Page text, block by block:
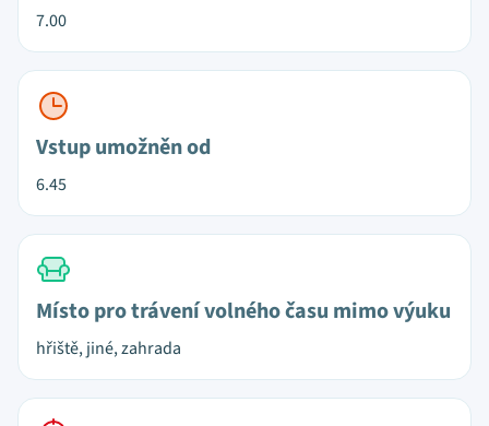
7.00
Vstup umožněn od
6.45
Místo pro trávení volného času mimo výuku
hřiště, jiné, zahrada